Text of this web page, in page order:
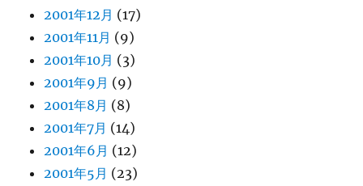
2001年12月 (17)
2001年11月 (9)
2001年10月 (3)
2001年9月 (9)
2001年8月 (8)
2001年7月 (14)
2001年6月 (12)
2001年5月 (23)